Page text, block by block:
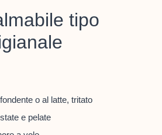
tipo
o al latte, tritato
e pelate